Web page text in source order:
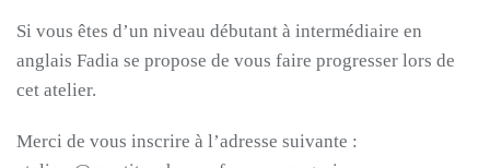
Si vous êtes d’un niveau débutant à intermédiaire en
anglais Fadia se propose de vous faire progresser lors de
cet atelier.
Merci de vous inscrire à l’adresse suivante :